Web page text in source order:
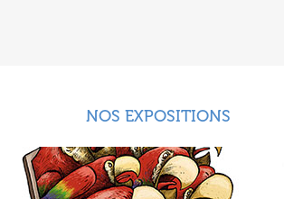
NOS EXPOSITIONS